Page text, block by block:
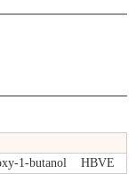
1-butanol HBVE